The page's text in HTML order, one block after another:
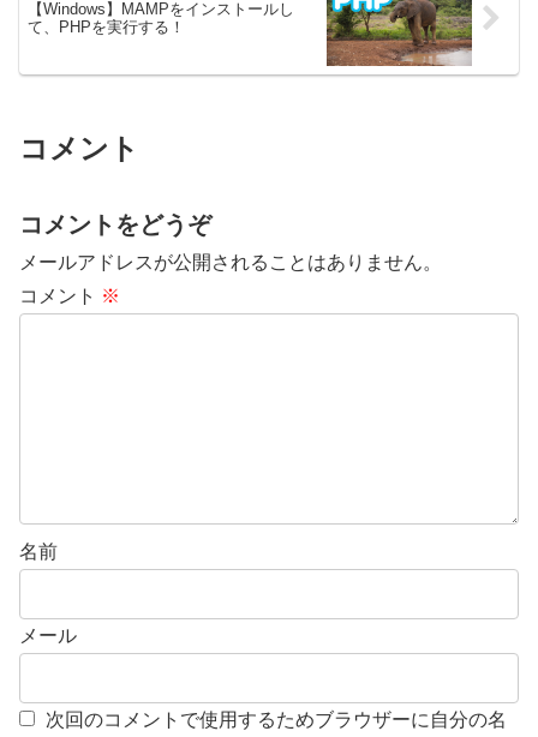
【Windows】MAMPをインストールし
て、PHPを実行する！
コメント
コメントをどうぞ
メールアドレスが公開されることはありません。
コメント ※
名前
メール
次回のコメントで使用するためブラウザーに自分の名